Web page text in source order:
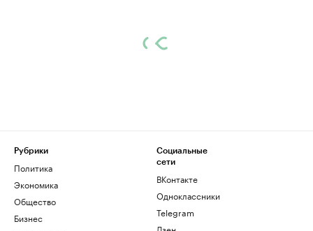
Рубрики
Политика
Экономика
Общество
Бизнес
Социальные
сети
ВКонтакте
Одноклассники
Telegram